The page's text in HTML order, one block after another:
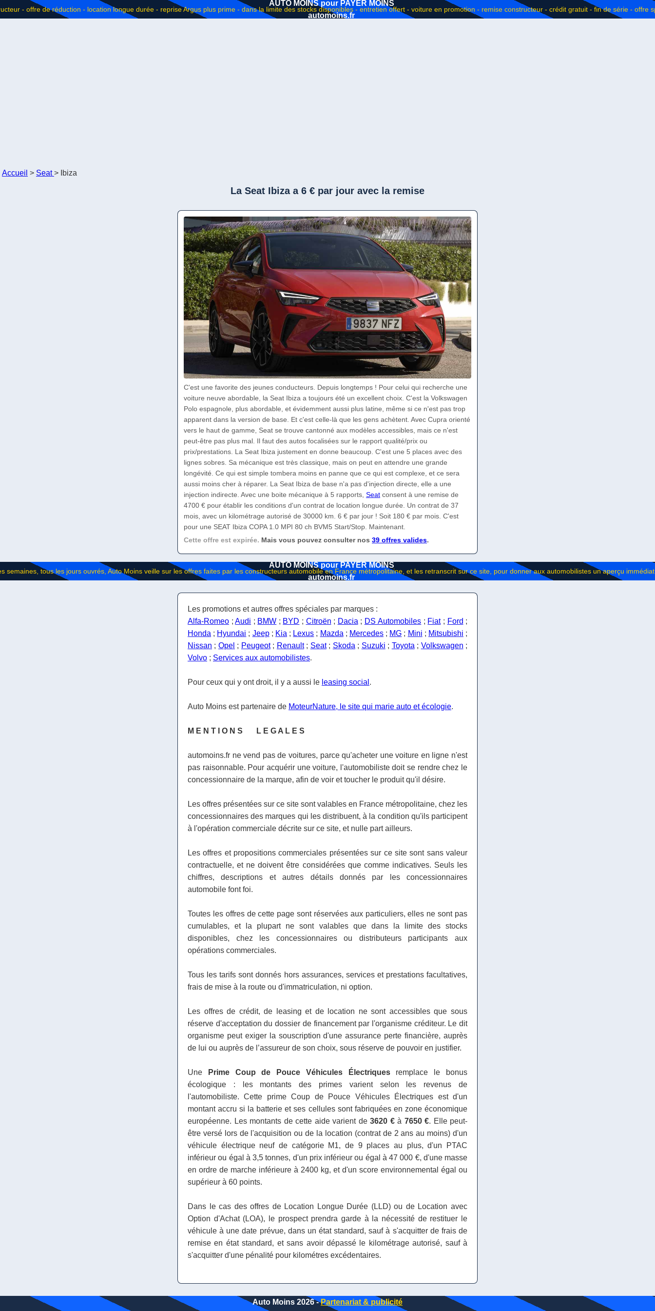
AUTO MOINS pour PAYER MOINS
automoins.fr
Accueil > Seat> Ibiza
La Seat Ibiza a 6 € par jour avec la remise
C'est une favorite des jeunes conducteurs. Depuis longtemps ! Pour celui qui recherche une
voiture neuve abordable, la Seat Ibiza a toujours été un excellent choix. C'est la Volkswagen
Polo espagnole, plus abordable, et évidemment aussi plus latine, même si ce n'est pas trop
apparent dans la version de base. Et c'est celle-là que les gens achètent. Avec Cupra orienté
vers le haut de gamme, Seat se trouve cantonné aux modèles accessibles, mais ce n'est
peut-être pas plus mal. Il faut des autos focalisées sur le rapport qualité/prix ou
prix/prestations. La Seat Ibiza justement en donne beaucoup. C'est une 5 places avec des
lignes sobres. Sa mécanique est très classique, mais on peut en attendre une grande
longévité. Ce qui est simple tombera moins en panne que ce qui est complexe, et ce sera
aussi moins cher à réparer. La Seat Ibiza de base n'a pas d'injection directe, elle a une
injection indirecte. Avec une boite mécanique à 5 rapports, Seat consent à une remise de
4700 € pour établir les conditions d'un contrat de location longue durée. Un contrat de 37
mois, avec un kilométrage autorisé de 30000 km. 6 € par jour ! Soit 180 € par mois. C'est
pour une SEAT Ibiza COPA 1.0 MPI 80 ch BVM5 Start/Stop. Maintenant.
Cette offre est expirée. Mais vous pouvez consulter nos 39 offres valides.
AUTO MOINS pour PAYER MOINS
automoins.fr
Les promotions et autres offres spéciales par marques :
Alfa-Romeo ;Audi ; BMW ; BYD ; Citroën ; Dacia ; DS Automobiles ; Fiat; Ford ;
Honda ; Hyundai ; Jeep; Kia ; Lexus ; Mazda ; Mercedes; MG ; Mini ; Mitsubishi ;
Nissan ; Opel ; Peugeot; Renault; Seat; Skoda ; Suzuki ; Toyota ; Volkswagen ;
Volvo ; Services aux automobilistes.
Pour ceux qui y ont droit, il y a aussi le leasing social .
Auto Moins est partenaire de MoteurNature, le site qui marie auto et écologie.
M E N T I O N S L E G A L E S
automoins.fr ne vend pas de voitures, parce qu'acheter une voiture en ligne n'est
pas raisonnable. Pour acquérir une voiture, l'automobiliste doit se rendre chez le
concessionnaire de la marque, afin de voir et toucher le produit qu'il désire.
Les offres présentées sur ce site sont valables en France métropolitaine, chez les
concessionnaires des marques qui les distribuent, à la condition qu'ils participent
à l'opération commerciale décrite sur ce site, et nulle part ailleurs.
Les offres et propositions commerciales présentées sur ce site sont sans valeur
contractuelle, et ne doivent être considérées que comme indicatives. Seuls les
chiffres, descriptions et autres détails donnés par les concessionnaires
automobile font foi.
Toutes les offres de cette page sont réservées aux particuliers, elles ne sont pas
cumulables, et la plupart ne sont valables que dans la limite des stocks
disponibles, chez les concessionnaires ou distributeurs participants aux
opérations commerciales.
Tous les tarifs sont donnés hors assurances, services et prestations facultatives,
frais de mise à la route ou d'immatriculation, ni option.
Les offres de crédit, de leasing et de location ne sont accessibles que sous
réserve d'acceptation du dossier de financement par l'organisme créditeur. Le dit
organisme peut exiger la souscription d'une assurance perte financière, auprès
de lui ou auprès de l’assureur de son choix, sous réserve de pouvoir en justifier.
Une Prime Coup de Pouce Véhicules Électriquesremplace le bonus
écologique : les montants des primes varient selon les revenus de
l'automobiliste. Cette prime Coup de Pouce Véhicules Électriques est d'un
montant accru si la batterie et ses cellules sont fabriquées en zone économique
européenne. Les montants de cette aide varient de 3620 €à 7650 €. Elle peut-
être versé lors de l'acquisition ou de la location (contrat de 2 ans au moins) d'un
véhicule électrique neuf de catégorie M1, de 9 places au plus, d'un PTAC
inférieur ou égal à 3,5 tonnes, d'un prix inférieur ou égal à 47 000 €, d'une masse
en ordre de marche inférieure à 2400 kg, et d'un score environnemental égal ou
supérieur à 60 points.
Dans le cas des offres de Location Longue Durée (LLD) ou de Location avec
Option d'Achat (LOA), le prospect prendra garde à la nécessité de restituer le
véhicule à une date prévue, dans un état standard, sauf à s'acquitter de frais de
remise en état standard, et sans avoir dépassé le kilométrage autorisé, sauf à
s'acquitter d'une pénalité pour kilométres excédentaires.
Auto Moins 2026 -Partenariat & publicité